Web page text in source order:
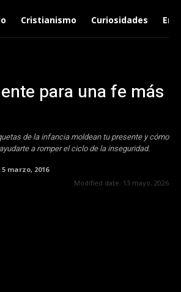
Cristianismo Curiosidades
para una fe más
de la infancia moldean tu presente y cómo
a romper el ciclo de la inseguridad.
5 marzo, 2016
Modified date: 13 mayo, 2026